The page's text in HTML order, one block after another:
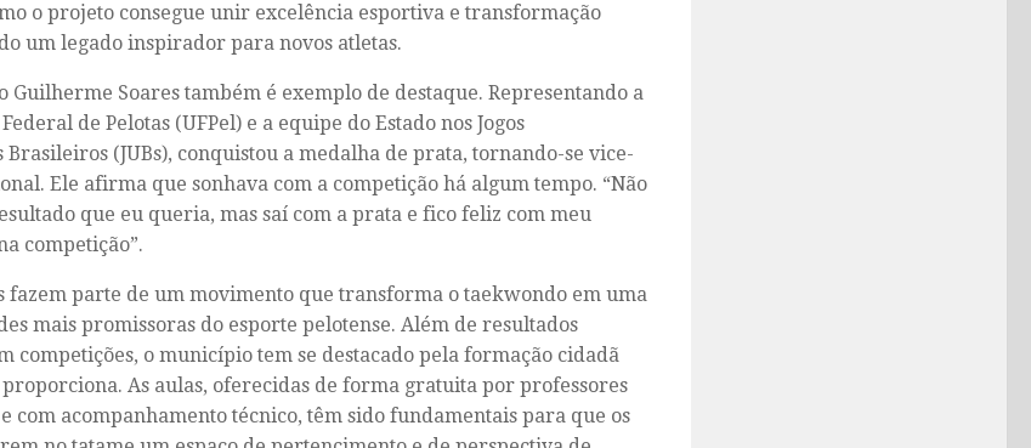
o projeto consegue unir excelência esportiva e transformação
um legado inspirador para novos atletas.
Guilherme Soares também é exemplo de destaque. Representando a
de Pelotas (UFPel) e a equipe do Estado nos Jogos
(JUBs), conquistou a medalha de prata, tornando-se vice-
Ele afirma que sonhava com a competição há algum tempo. “Não
que eu queria, mas saí com a prata e fico feliz com meu
competição”.
fazem parte de um movimento que transforma o taekwondo em uma
mais promissoras do esporte pelotense. Além de resultados
competições, o município tem se destacado pela formação cidadã
As aulas, oferecidas de forma gratuita por professores
com acompanhamento técnico, têm sido fundamentais para que os